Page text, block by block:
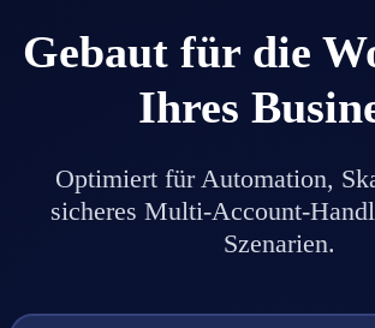
Gebaut für die
Ihres
Optimiert für Automation,
sicheres Multi-Account-
Szenarien.